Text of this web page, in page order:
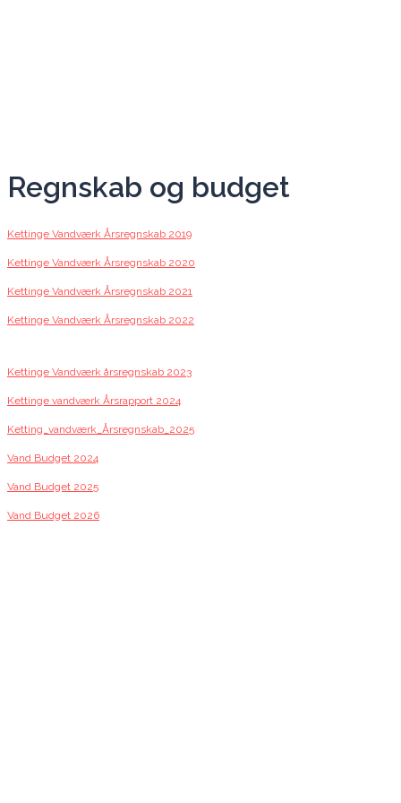
Regnskab og budget
Kettinge Vandværk Årsregnskab 2019
Kettinge Vandværk Årsregnskab 2020
Kettinge Vandværk Årsregnskab 2021
Kettinge Vandværk Årsregnskab 2022
Kettinge Vandværk årsregnskab 2023
Kettinge vandværk Årsrapport 2024
Ketting_vandværk_Årsregnskab_2025
Vand Budget 2024
Vand Budget 2025
Vand Budget 2026